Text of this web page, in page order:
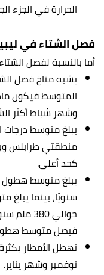
الحرارة في الجزء الجنوبي
فصل الشتاءفي
أما بالنسبة لفصل
يشبه مناخ فصل
المتوسط فيكون
وشهر شباط أكثر
يبلغ متوسط درجات
كحد أعلى.
سنويًا، بينما
حوالي
فيصل متوسط هطول
تهطل الأمطار
نوفمبر وشهر يناير.